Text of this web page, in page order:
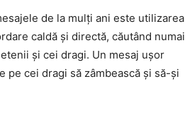
de la mulți ani este utilizarea
caldă și directă, căutând numai
și cei dragi. Un mesaj ușor
pe cei dragi să zâmbească și să-și